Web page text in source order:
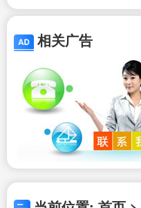
维修点电话)
相关广告